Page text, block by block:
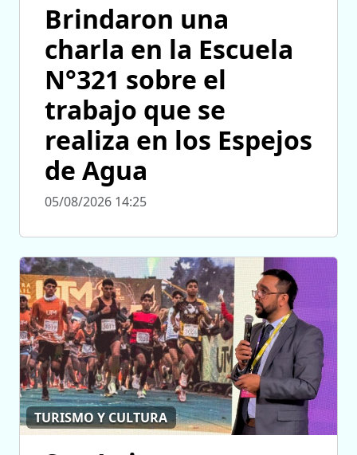
Brindaron una
charla en la Escuela
N°321 sobre el
trabajo que se
realiza en los Espejos
de Agua
05/08/2026 14:25
TURISMO Y CULTURA